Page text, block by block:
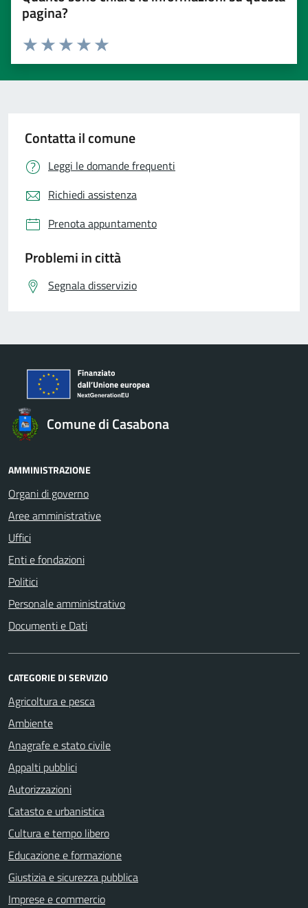
pagina?
Valuta 5 stelle su 5
Valuta 4 stelle su 5
Valuta 3 stelle su 5
Valuta 2 stelle su 5
Valuta 1 stelle su 5
Contatta il comune
Leggi le domande frequenti
Richiedi assistenza
Prenota appuntamento
Problemi in città
Segnala disservizio
Comune di Casabona
AMMINISTRAZIONE
Organi di governo
Aree amministrative
Uffici
Enti e fondazioni
Politici
Personale amministrativo
Documenti e Dati
CATEGORIE DI SERVIZIO
Agricoltura e pesca
Ambiente
Anagrafe e stato civile
Appalti pubblici
Autorizzazioni
Catasto e urbanistica
Cultura e tempo libero
Educazione e formazione
Giustizia e sicurezza pubblica
Imprese e commercio